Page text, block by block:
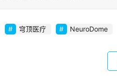
穹顶医疗 NeuroDome